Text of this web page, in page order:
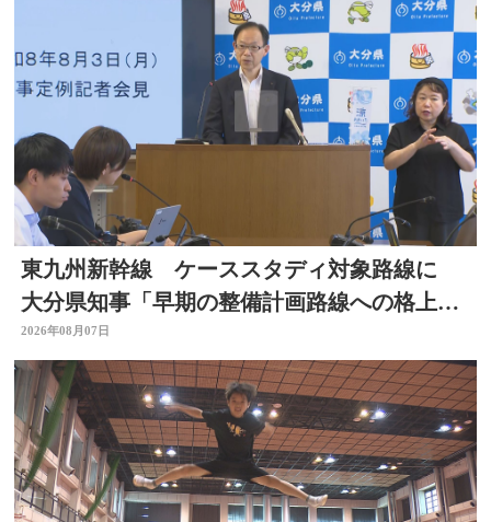
東九州新幹線 ケーススタディ対象路線に
大分県知事「早期の整備計画路線への格上げ
に期待」
2026年08月07日